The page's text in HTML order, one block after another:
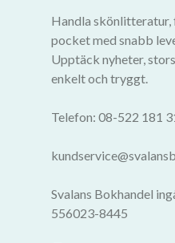
Handla
pocket med snabb
Upptäck nyheter,
enkelt och tryggt.
Telefon: 08-522 181
Svalans Bokhandel
556023-8445